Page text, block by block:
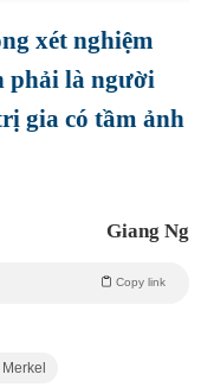
xét nghiệm
phải là người
gia có tầm ảnh
Giang Ng
Copy link